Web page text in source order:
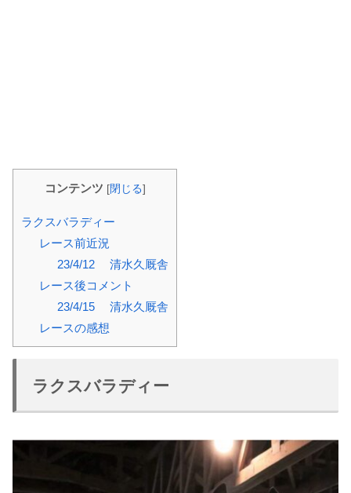
コンテンツ [閉じる]
ラクスバラディー
レース前近況
23/4/12 清水久厩舎
レース後コメント
23/4/15 清水久厩舎
レースの感想
ラクスバラディー